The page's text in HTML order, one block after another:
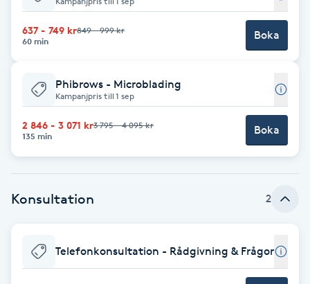
Babylights
Balayage
Bambumassage
Barber
Blowout
637 - 749 kr849 - 999 kr
60 min
Boka
Phibrows - Microblading
Kampanjpris till 1 sep
2 846 - 3 071 kr3 795 - 4 095 kr
135 min
Boka
Konsultation 2
Telefonkonsultation - Rådgivning & Frågor